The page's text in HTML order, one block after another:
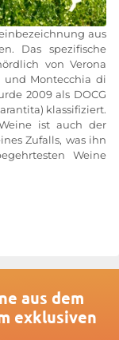
aus
Das spezifische
von Verona
und Montecchia di
2009 als DOCG
klassifiziert.
ist auch der
Zufalls, was ihn
Weine
ursprünglich ein
„vergessen“
es jedoch ein
Zucker wurde
sich der Recioto in
Rotwein, der
aus dem
exklusiven